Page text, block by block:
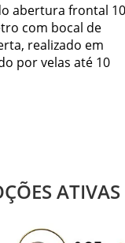
abertura frontal 10
com bocal de
realizado em
por velas até 10
ATIVAS